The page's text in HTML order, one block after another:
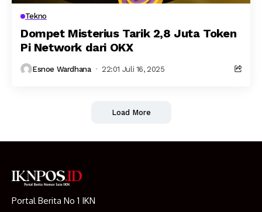
Tekno
Dompet Misterius Tarik 2,8 Juta Token
Pi Network dari OKX
Esnoe Wardhana 22:01 Juli 16, 2025
Load More
Portal Berita No 1 IKN